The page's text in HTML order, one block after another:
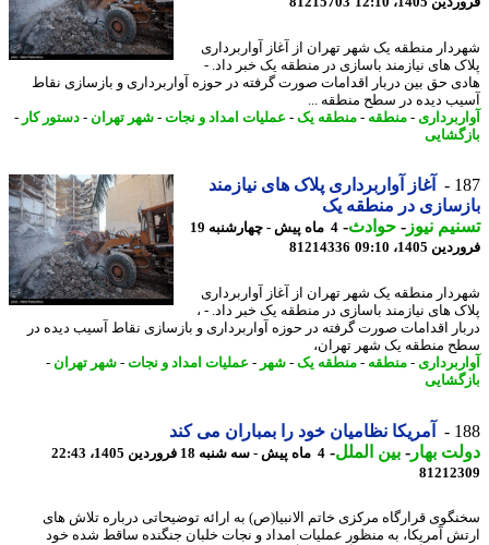
منطقه یک شهر تهران از آغاز آواربرداری
های نیازمند باسازی در منطقه یک خبر داد. -
حق بین دربار اقدامات صورت گرفته در حوزه آواربرداری و بازسازی نقاط
دیده در سطح منطقه ...
- منطقه-منطقه یک-عملیات امداد و نجات-شهر تهران- دستور کار-
آغاز آواربرداری پلاک های نیازمند
در منطقه یک
نیوز-حوادث -
4 ماه پیش - چهارشنبه 19
1405، 09:10
81214336
منطقه یک شهر تهران از آغاز آواربرداری
های نیازمند باسازی در منطقه یک خبر داد. - ،
اقدامات صورت گرفته در حوزه آواربرداری و بازسازی نقاط آسیب دیده در
منطقه یک شهر تهران،
- منطقه-منطقه یک-شهر -عملیات امداد و نجات-شهر تهران-
آمریکا نظامیان خود را بمباران می کند
بهار -بین الملل-4 ماه پیش - سه شنبه 18 فروردین 1405، 22:43
قرارگاه مرکزی خاتم الانبیا(ص) به ارائه توضیحاتی درباره تلاش های
آمریکا، به منظور عملیات امداد و نجات خلبان جنگنده ساقط شده خود